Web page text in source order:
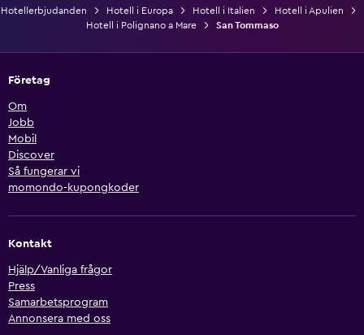
Hotellerbjudanden Hotell i Europa Hotell i Italien
Hotell i Apulien
Hotell i Polignano a Mare
San Tommaso
Företag
Om
Jobb
Mobil
Discover
Så fungerar vi
momondo-kupongkoder
Kontakt
Hjälp/Vanliga frågor
Press
Samarbetsprogram
Annonsera med oss